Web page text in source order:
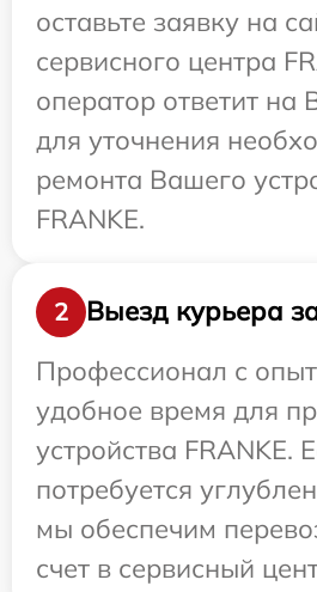
оставьте заявку на
сервисного центра
оператор ответит на
для уточнения
ремонта Вашего
FRANKE.
2
Выезд курьера
Профессионал с
удобное время для
устройства FRANKE.
потребуется
мы обеспечим
счет в сервисный